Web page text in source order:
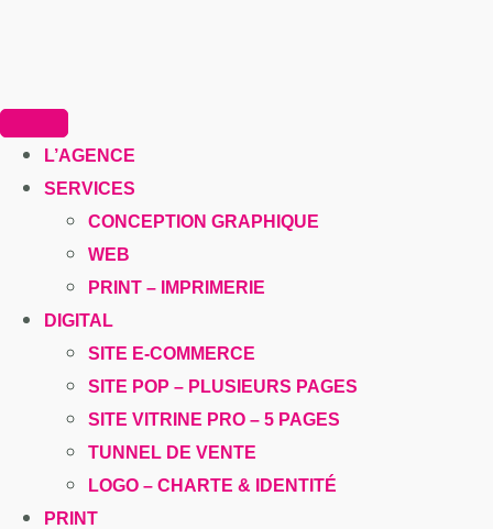
L’AGENCE
SERVICES
CONCEPTION GRAPHIQUE
WEB
PRINT – IMPRIMERIE
DIGITAL
SITE E-COMMERCE
SITE POP – PLUSIEURS PAGES
SITE VITRINE PRO – 5 PAGES
TUNNEL DE VENTE
LOGO – CHARTE & IDENTITÉ
PRINT